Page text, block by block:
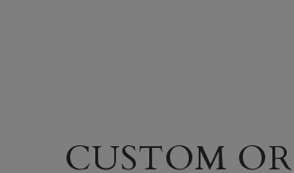
CUSTOM